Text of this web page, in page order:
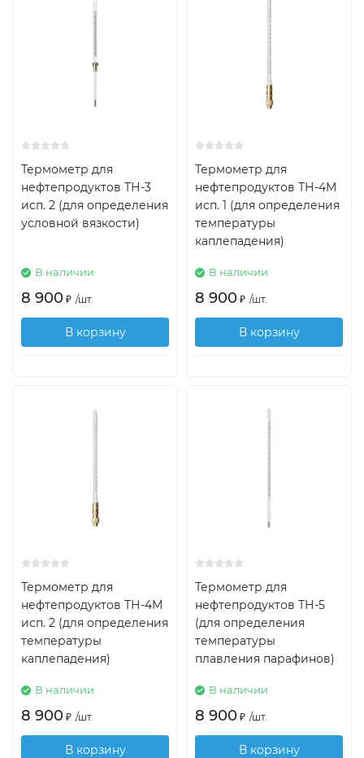
Термометр для
нефтепродуктов ТН-3
исп. 2 (для определения
условной вязкости)
В наличии
8 900 ₽ /шт.
В корзину
Термометр для
нефтепродуктов ТН-4М
исп. 1 (для определения
температуры
каплепадения)
В наличии
8 900 ₽ /шт.
В корзину
Термометр для
нефтепродуктов ТН-4М
исп. 2 (для определения
температуры
каплепадения)
В наличии
8 900 ₽ /шт.
В корзину
Термометр для
нефтепродуктов ТН-5
(для определения
температуры
плавления парафинов)
В наличии
8 900 ₽ /шт.
В корзину